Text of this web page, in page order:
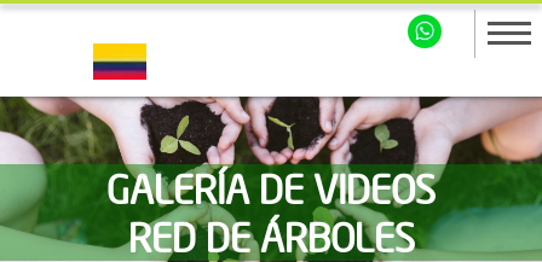
GALERÍA DE VIDEOS
RED DE ÁRBOLES